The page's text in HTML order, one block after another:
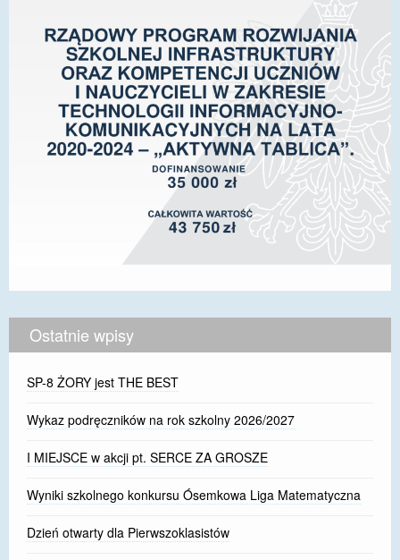
Ostatnie wpisy
SP-8 ŻORY jest THE BEST
Wykaz podręczników na rok szkolny 2026/2027
I MIEJSCE w akcji pt. SERCE ZA GROSZE
Wyniki szkolnego konkursu Ósemkowa Liga Matematyczna
Dzień otwarty dla Pierwszoklasistów